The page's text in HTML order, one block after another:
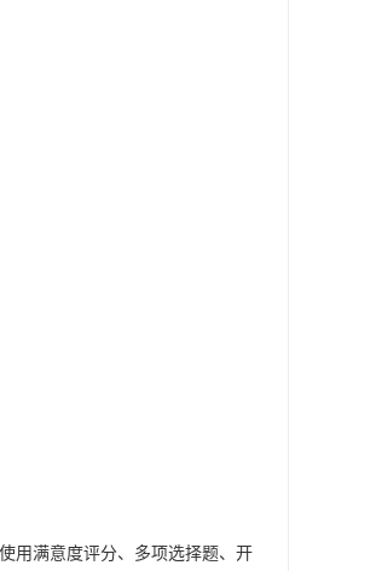
用满意度评分、多项选择题、开